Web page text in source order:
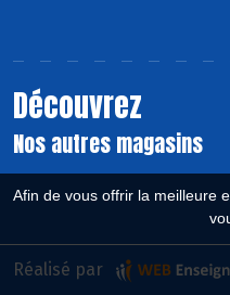
Afin de vous offrir la meilleure
Découvrez
Nos autres magasins
Réalisé par